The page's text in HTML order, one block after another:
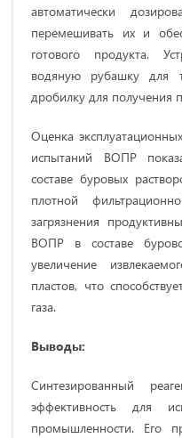
автоматически
перемешивать их и
готового продукта.
водяную рубашку для
дробилку для получения
Оценка
испытаний ВОПР
составе буровых
плотной
загрязнения
ВОПР в составе
увеличение
пластов, что
газа.
Выводы:
Синтезированный
эффективность для
промышленности. Его